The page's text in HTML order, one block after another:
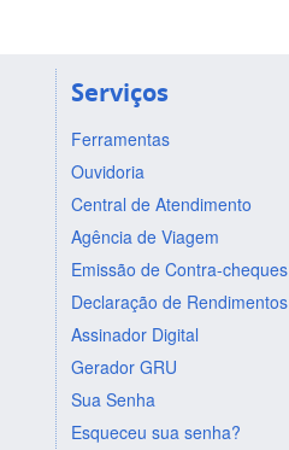
Serviços
Ferramentas
Ouvidoria
Central de Atendimento
Agência de Viagem
Emissão de Contra-cheques
Declaração de Rendimentos
Assinador Digital
Gerador GRU
Sua Senha
Esqueceu sua senha?